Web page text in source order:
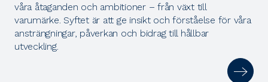
våra åtaganden och ambitioner – från växt till
varumärke. Syftet är att ge insikt och förståelse för våra
ansträngningar, påverkan och bidrag till hållbar
utveckling.